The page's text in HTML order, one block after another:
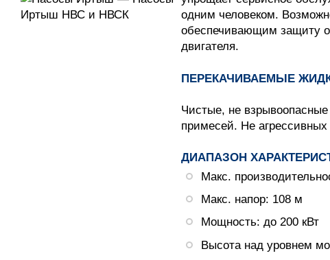
одним человеком.
обеспечивающим защиту
двигателя.
ПЕРЕКАЧИВАЕМЫЕ
Чистые, не
примесей. Не
ДИАПАЗОН
Макс.
Макс. напор: 108 м
Мощность: до 200 кВт
Высота над уровнем